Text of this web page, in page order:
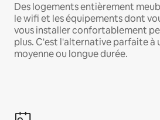
Des logements entièrement
le wifi et les équipements dont
vous installer confortablement
plus. C'est l'alternative parfaite à
moyenne ou longue durée.